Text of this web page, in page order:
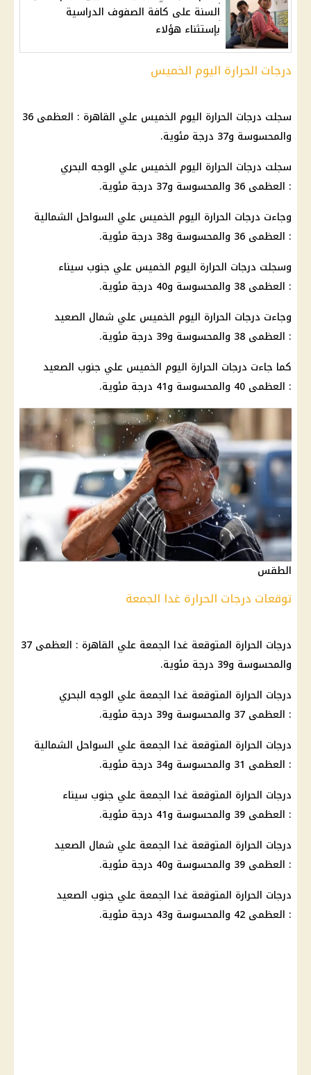
السنة على كافة الصفوف الدراسية
بإستثناء هؤلاء
درجات الحرارة اليوم الخميس
سجلت درجات الحرارة اليوم الخميس علي القاهرة : العظمى 36
والمحسوسة و37 درجة مئوية.
سجلت درجات الحرارة اليوم الخميس علي الوجه البحري
: العظمى 36 والمحسوسة و37 درجة مئوية.
وجاءت درجات الحرارة اليوم الخميس علي السواحل الشمالية
: العظمى 36 والمحسوسة و38 درجة مئوية.
وسجلت درجات الحرارة اليوم الخميس علي جنوب سيناء
: العظمى 38 والمحسوسة و40 درجة مئوية.
وجاءت درجات الحرارة اليوم الخميس علي شمال الصعيد
: العظمى 38 والمحسوسة و39 درجة مئوية.
كما جاءت درجات الحرارة اليوم الخميس علي جنوب الصعيد
: العظمى 40 والمحسوسة و41 درجة مئوية.
الطقس
توقعات درجات الحرارة غدا الجمعة
درجات الحرارة المتوقعة غدا الجمعة علي القاهرة : العظمى 37
والمحسوسة و39 درجة مئوية.
درجات الحرارة المتوقعة غدا الجمعة علي الوجه البحري
: العظمى 37 والمحسوسة و39 درجة مئوية.
درجات الحرارة المتوقعة غدا الجمعة علي السواحل الشمالية
: العظمى 31 والمحسوسة و34 درجة مئوية.
درجات الحرارة المتوقعة غدا الجمعة علي جنوب سيناء
: العظمى 39 والمحسوسة و41 درجة مئوية.
درجات الحرارة المتوقعة غدا الجمعة علي شمال الصعيد
: العظمى 39 والمحسوسة و40 درجة مئوية.
درجات الحرارة المتوقعة غدا الجمعة علي جنوب الصعيد
: العظمى 42 والمحسوسة و43 درجة مئوية.